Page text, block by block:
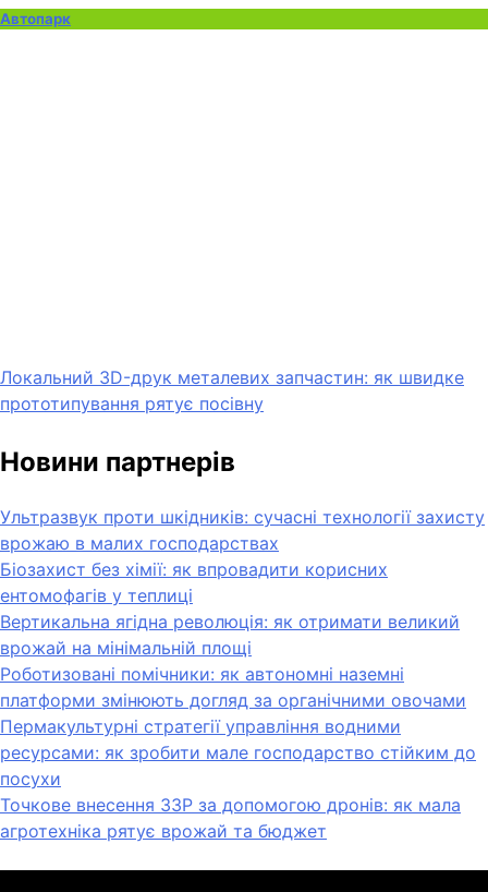
Автопарк
Локальний 3D-друк металевих запчастин: як швидке
прототипування рятує посівну
Новини партнерів
Ультразвук проти шкідників: сучасні технології захисту
врожаю в малих господарствах
Біозахист без хімії: як впровадити корисних
ентомофагів у теплиці
Вертикальна ягідна революція: як отримати великий
врожай на мінімальній площі
Роботизовані помічники: як автономні наземні
платформи змінюють догляд за органічними овочами
Пермакультурні стратегії управління водними
ресурсами: як зробити мале господарство стійким до
посухи
Точкове внесення ЗЗР за допомогою дронів: як мала
агротехніка рятує врожай та бюджет